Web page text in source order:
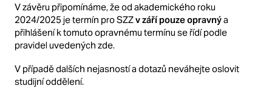
V závěru připomínáme, že od akademického roku
2024/2025 je termín pro SZZv září pouze opravnýa
přihlášení k tomuto opravnému termínu se řídí podle
pravidel uvedených zde.
V případě dalších nejasností a dotazů neváhejte oslovit
studijní oddělení.